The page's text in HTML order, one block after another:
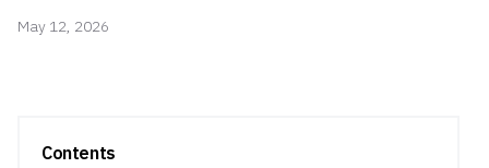
May 12, 2026
Contents